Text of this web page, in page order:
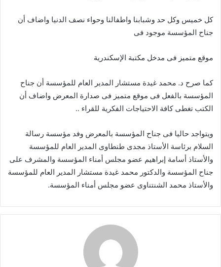
كل خميس وكل حد وشبابنا واطفالنا وحواء نصف الدنيا واضاف أن
جناح المؤسسة موجود فى
موقع متميز فى مدخل مكتبة الإسكندرية
كما صرح د. محمد غيدة مستشار المدير العام للمؤسسة أن جناح
المؤسسة بالفعل فى موقع متميز فى صدارة المعرض واضاف أن
الكتب تغطى كافة الاحتياجات الفكرية للقراء ..
ويتواجد حاليا فى جناح المؤسسة بالمعرض وفد مؤسسة رسالة
السلام برئاسة الأستاذ مجدى طنطاوى المدير العام للمؤسسة
والأستاذ أسامة إبراهيم عضو مجلس أمناء المؤسسة والمشرف على
جناح المؤسسة والدكتور محمد غيدة مستشار المدير العام للمؤسسة
والأستاذ محمد الشنتناوى عضو مجلس أمناء المؤسسة.